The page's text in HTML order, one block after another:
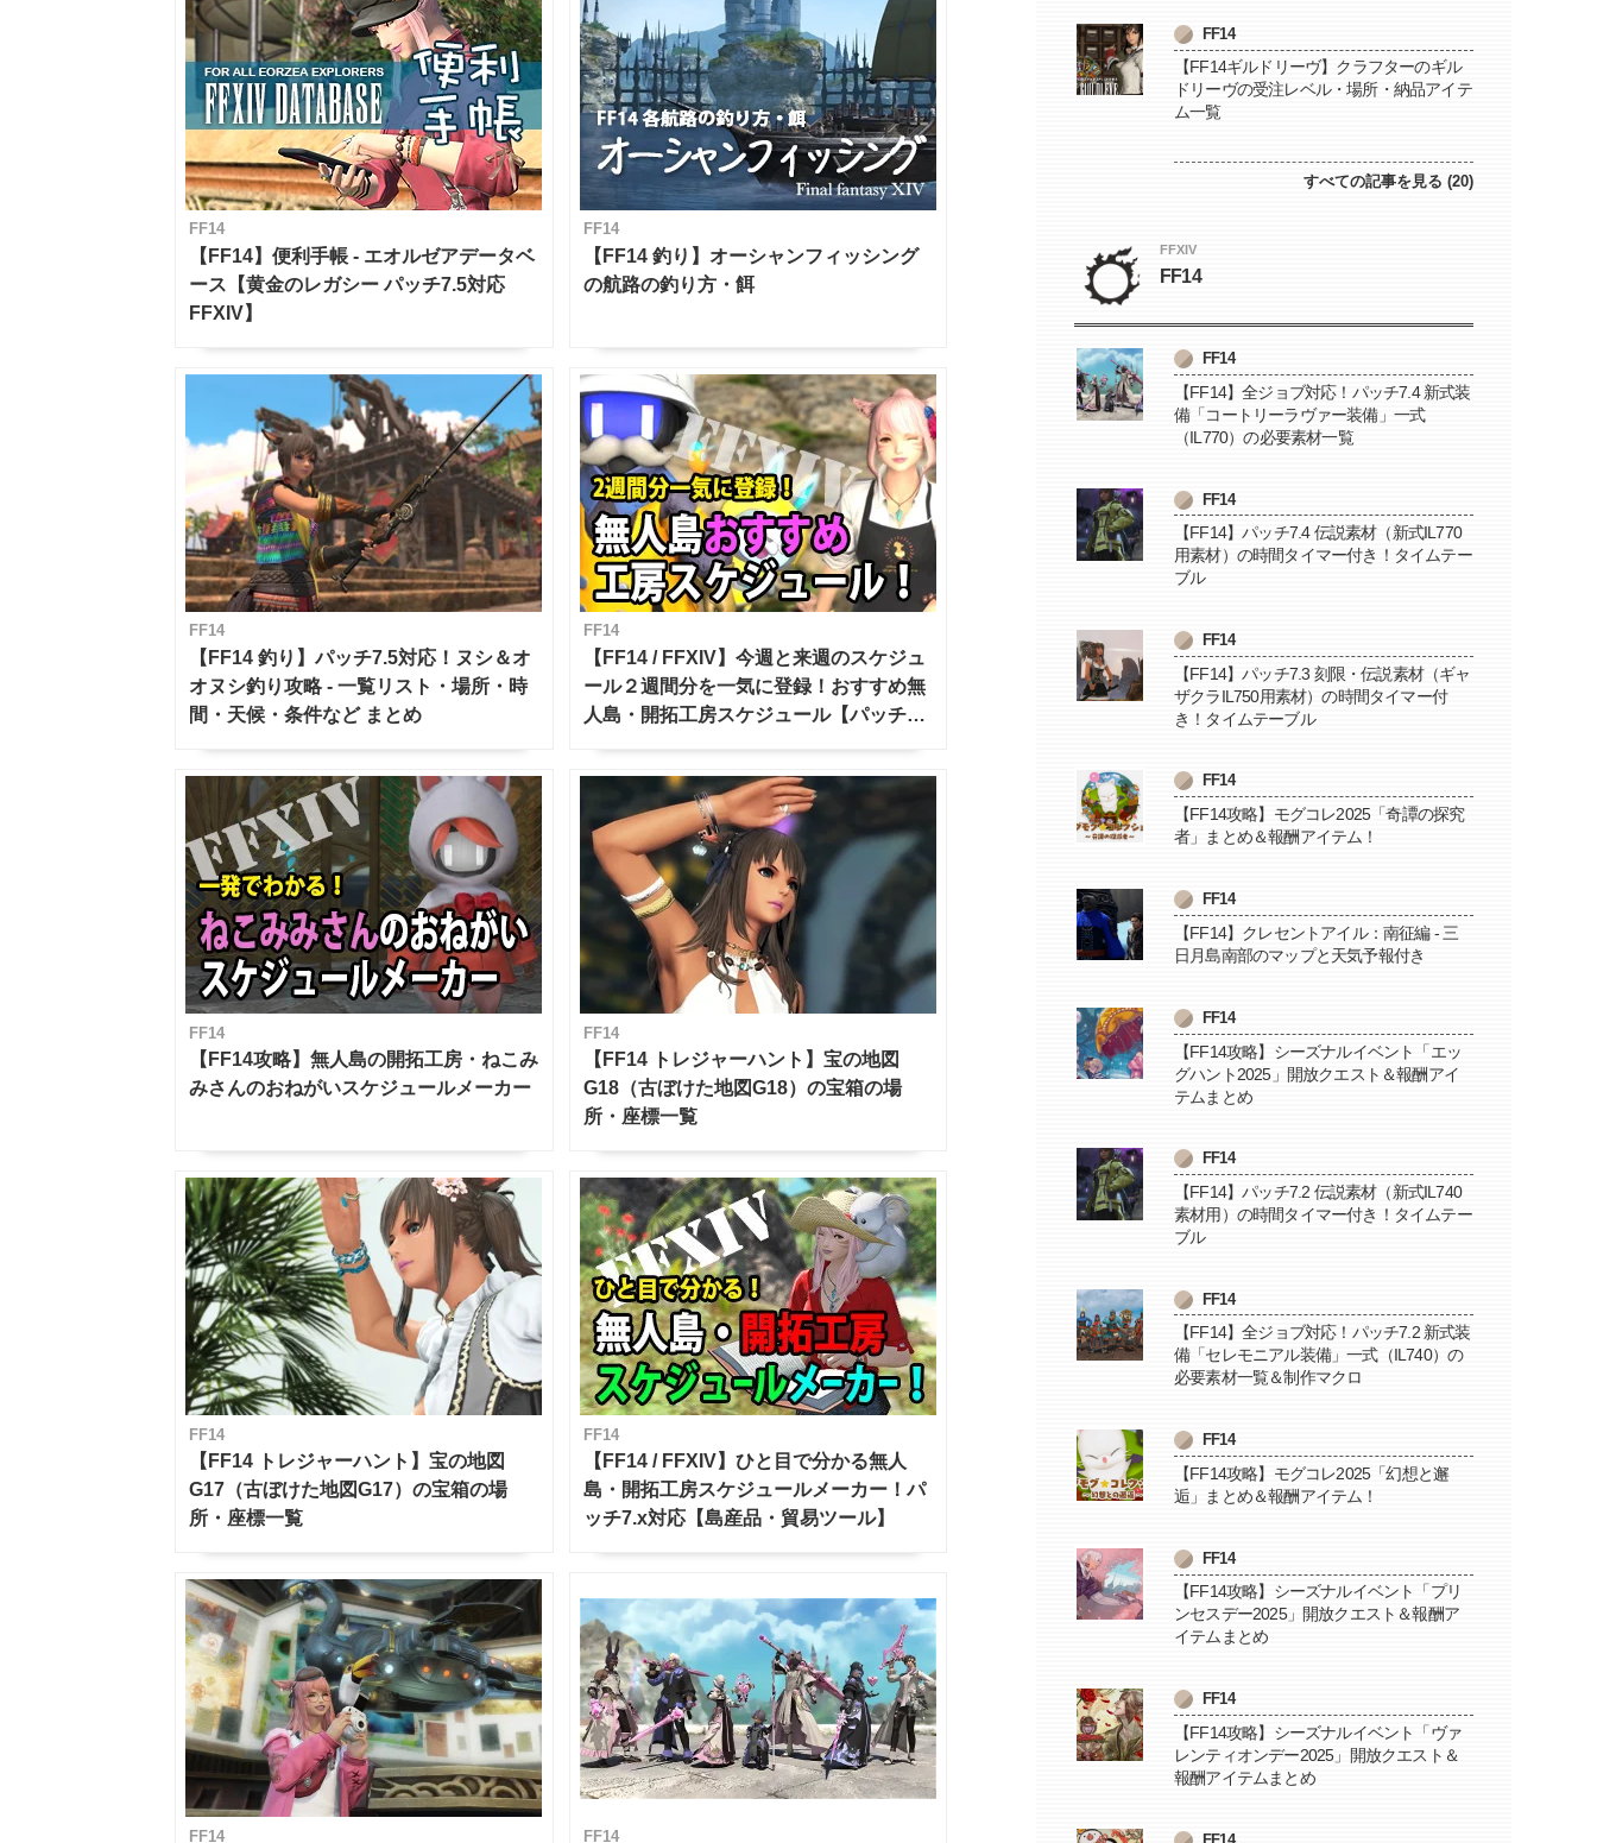
FF14
【FF14】便利手帳 - エオルゼアデータベ
ース【黄金のレガシー パッチ7.5対応
FFXIV】
FF14
【FF14 釣り】オーシャンフィッシング
の航路の釣り方・餌
FF14
【FF14 釣り】パッチ7.5対応！ヌシ＆オ
オヌシ釣り攻略 - 一覧リスト・場所・時
間・天候・条件など まとめ
FF14
【FF14 / FFXIV】今週と来週のスケジュ
ール２週間分を一気に登録！おすすめ無
人島・開拓工房スケジュール【パッチ7.x
FF14
【FF14攻略】無人島の開拓工房・ねこみ
みさんのおねがいスケジュールメーカー
FF14
【FF14 トレジャーハント】宝の地図
G18（古ぼけた地図G18）の宝箱の場
所・座標一覧
FF14
【FF14 トレジャーハント】宝の地図
G17（古ぼけた地図G17）の宝箱の場
所・座標一覧
FF14
【FF14 / FFXIV】ひと目で分かる無人
島・開拓工房スケジュールメーカー！パ
ッチ7.x対応【島産品・貿易ツール】
FF14 FF14
FF14
【FF14ギルドリーヴ】クラフターのギル
ドリーヴの受注レベル・場所・納品アイテ
ム一覧
すべての記事を見る (20)
FFXIV
FF14
FF14
【FF14】全ジョブ対応！パッチ7.4 新式装
備「コートリーラヴァー装備」一式
（IL770）の必要素材一覧
FF14
【FF14】パッチ7.4 伝説素材（新式IL770
用素材）の時間タイマー付き！タイムテー
ブル
FF14
【FF14】パッチ7.3 刻限・伝説素材（ギャ
ザクラIL750用素材）の時間タイマー付
き！タイムテーブル
FF14
【FF14攻略】モグコレ2025「奇譚の探究
者」まとめ＆報酬アイテム！
FF14
【FF14】クレセントアイル：南征編 - 三
日月島南部のマップと天気予報付き
FF14
【FF14攻略】シーズナルイベント「エッ
グハント2025」開放クエスト＆報酬アイ
テムまとめ
FF14
【FF14】パッチ7.2 伝説素材（新式IL740
素材用）の時間タイマー付き！タイムテー
ブル
FF14
【FF14】全ジョブ対応！パッチ7.2 新式装
備「セレモニアル装備」一式（IL740）の
必要素材一覧＆制作マクロ
FF14
【FF14攻略】モグコレ2025「幻想と邂
逅」まとめ＆報酬アイテム！
FF14
【FF14攻略】シーズナルイベント「プリ
ンセスデー2025」開放クエスト＆報酬ア
イテムまとめ
FF14
【FF14攻略】シーズナルイベント「ヴァ
レンティオンデー2025」開放クエスト＆
報酬アイテムまとめ